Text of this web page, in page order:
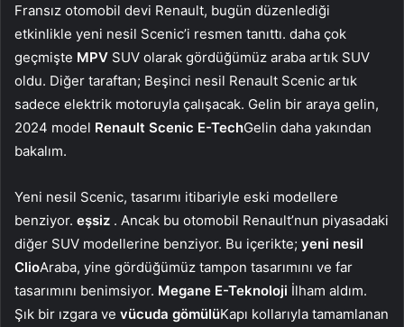
Fransız otomobil devi Renault, bugün düzenlediği
etkinlikle yeni nesil Scenic’i resmen tanıttı. daha çok
geçmişte MPV SUV olarak gördüğümüz araba artık SUV
oldu. Diğer taraftan; Beşinci nesil Renault Scenic artık
sadece elektrik motoruyla çalışacak. Gelin bir araya gelin,
2024 model Renault Scenic E-TechGelin daha yakından
bakalım.
Yeni nesil Scenic, tasarımı itibariyle eski modellere
benziyor. eşsiz . Ancak bu otomobil Renault’nun piyasadaki
diğer SUV modellerine benziyor. Bu içerikte; yeni nesil
ClioAraba, yine gördüğümüz tampon tasarımını ve far
tasarımını benimsiyor. Megane E-Teknoloji İlham aldım.
Şık bir ızgara ve vücuda gömülüKapı kollarıyla tamamlanan